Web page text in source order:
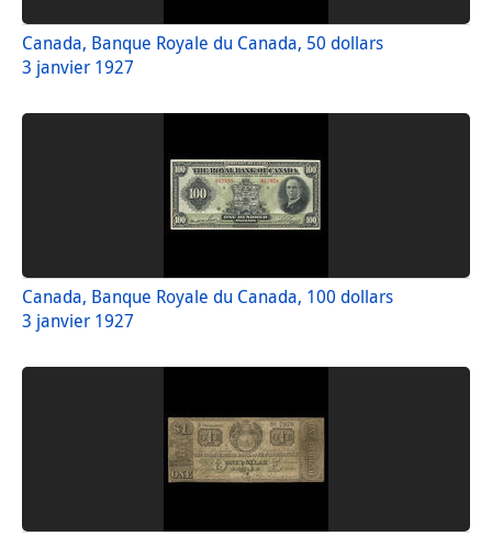
Canada, Banque Royale du Canada, 50 dollars
3 janvier 1927
Canada, Banque Royale du Canada, 100 dollars
3 janvier 1927